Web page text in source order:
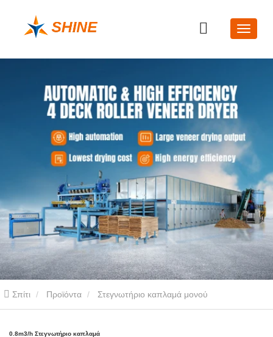
Σπίτι Προϊόντα Στεγνωτήριο καπλαμά μονού
0.8m3/h Στεγνωτήριο καπλαμά